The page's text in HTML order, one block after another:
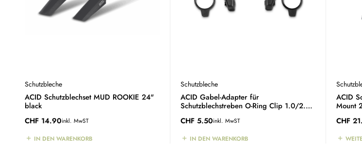
Schutzbleche
ACID Schutzblechset MUD ROOKIE 24"
black
CHF 14.90inkl. MwST
IN DEN WARENKORB
Schutzbleche
ACID Gabel-Adapter für
Schutzblechstreben O-Ring Clip 1.0/2.0
CHF 5.50inkl. MwST
IN DEN WARENKORB
ACID
Mount
CHF